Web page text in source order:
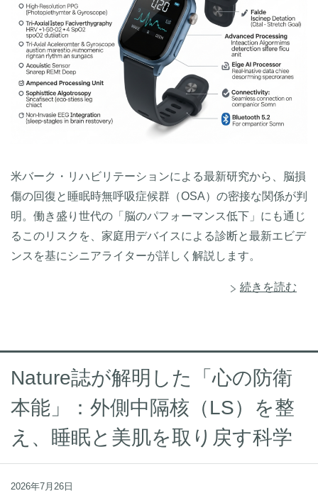
米バーク・リハビリテーションによる最新研究から、脳損
傷の回復と睡眠時無呼吸症候群（OSA）の密接な関係が判
明。働き盛り世代の「脳のパフォーマンス低下」にも通じ
るこのリスクを、家庭用デバイスによる診断と最新エビデ
ンスを基にシニアライターが詳しく解説します。
続きを読む
Nature誌が解明した「心の防衛
本能」：外側中隔核（LS）を整
え、睡眠と美肌を取り戻す科学
2026年7月26日